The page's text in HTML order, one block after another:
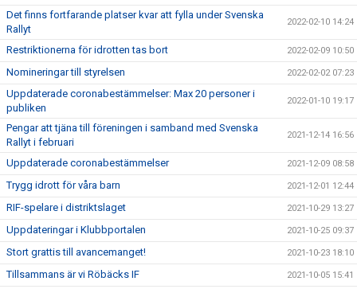
Det finns fortfarande platser kvar att fylla under Svenska
Rallyt
2022-02-10 14:24
Restriktionerna för idrotten tas bort 2022-02-09 10:50
Nomineringar till styrelsen 2022-02-02 07:23
Uppdaterade coronabestämmelser: Max 20 personer i
publiken
2022-01-10 19:17
Pengar att tjäna till föreningen i samband med Svenska
Rallyt i februari
2021-12-14 16:56
Uppdaterade coronabestämmelser 2021-12-09 08:58
Trygg idrott för våra barn 2021-12-01 12:44
RIF-spelare i distriktslaget 2021-10-29 13:27
Uppdateringar i Klubbportalen 2021-10-25 09:37
Stort grattis till avancemanget! 2021-10-23 18:10
Tillsammans är vi Röbäcks IF 2021-10-05 15:41